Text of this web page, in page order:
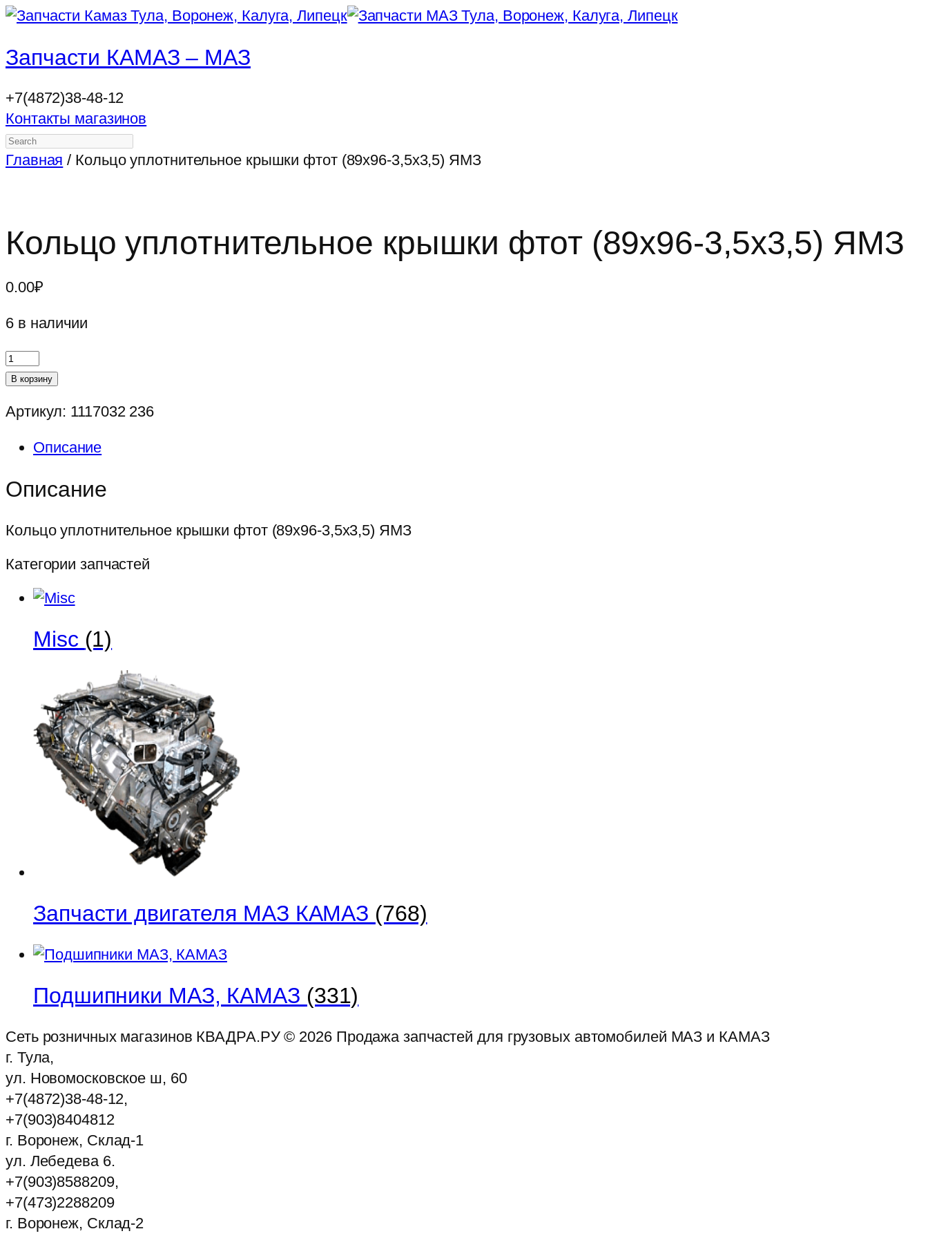
Запчасти КАМАЗ – МАЗ
+7(4872)38-48-12
Контакты магазинов
Search
Главная / Кольцо уплотнительное крышки фтот (89х96-3,5х3,5) ЯМЗ
Кольцо уплотнительное крышки фтот (89х96-3,5х3,5) ЯМЗ
0.00₽
6 в наличии
Количество
товара
уплотнительное
крышки
фтот
(89х96-
3,5х3,5)
ЯМЗ
В корзину
Артикул: 1117032 236
Описание
Описание
Кольцо уплотнительное крышки фтот (89х96-3,5х3,5) ЯМЗ
Категории запчастей
Misc (1)
Запчасти двигателя МАЗ КАМАЗ (768)
Подшипники МАЗ, КАМАЗ (331)
Сеть розничных магазинов КВАДРА.РУ © 2026Продажа запчастей для грузовых автомобилей МАЗ и КАМАЗ
г. Тула,
ул. Новомосковское ш, 60
+7(4872)38-48-12,
+7(903)8404812
г. Воронеж, Склад-1
ул. Лебедева 6.
+7(903)8588209,
+7(473)2288209
г. Воронеж, Склад-2